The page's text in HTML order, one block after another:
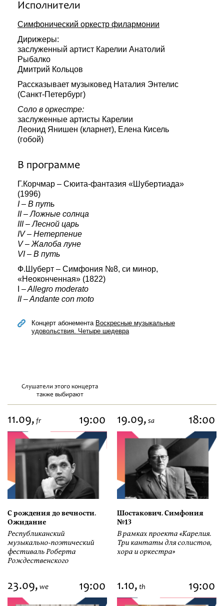
Исполнители
Симфонический оркестр филармонии
Дирижеры:
заслуженный артист Карелии Анатолий
Рыбалко
Дмитрий Кольцов
Рассказывает музыковед Наталия Энтелис
(Санкт-Петербург)
Соло в оркестре:
заслуженные артисты Карелии
Леонид Янишен (кларнет), Елена Кисель
(гобой)
В программе
Г.Корчмар – Сюита-фантазия «Шубертиада»
(1996)
I – В путь
II – Ложные солнца
III – Лесной царь
IV – Нетерпение
V – Жалоба луне
VI – В путь
Ф.Шуберт – Симфония №8, си минор,
«Неоконченная» (1822)
– Allegro moderato
II – Andante con moto
Концерт абонемента Воскресные музыкальные
удовольствия. Четыре шедевра
Слушатели этого концерта
также выбирают
11.09, fr 19:00
С рождения до вечности.
Ожидание
Республиканский
музыкально-поэтический
фестиваль Роберта
Рождественского
19.09, sa 18:00
Шостакович. Симфония
№13
В рамках проекта «Карелия.
Три кантаты для солистов,
хора и оркестра»
23.09, we 19:00 1.10, th 19:00